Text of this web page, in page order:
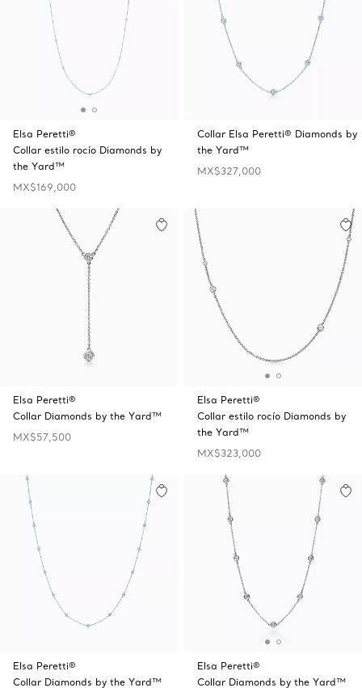
Elsa Peretti®
Collar estilo rocío Diamonds by
the Yard™
MX$169,000
Collar Elsa Peretti® Diamonds by
the Yard™
MX$327,000
Elsa Peretti®
Collar Diamonds by the Yard™
MX$57,500
Elsa Peretti®
Collar estilo rocío Diamonds by
the Yard™
MX$323,000
Elsa Peretti®
Collar Diamonds by the Yard™
Elsa Peretti®
Collar Diamonds by the Yard™